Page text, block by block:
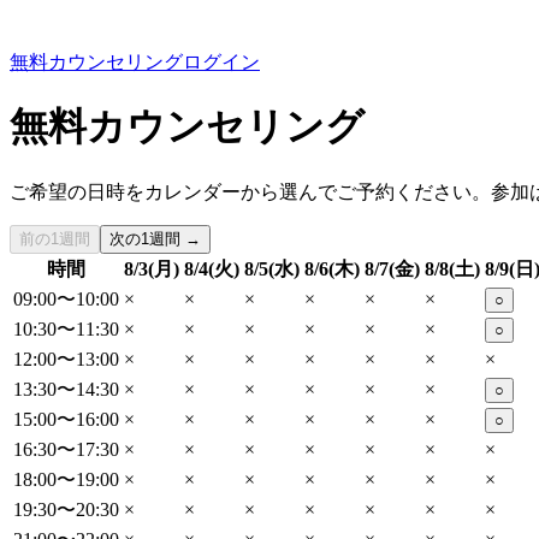
無料カウンセリングログイン
無料カウンセリング
ご希望の日時をカレンダーから選んでご予約ください。参加
前の1週間 次の1週間 →
時間 8/3(月) 8/4(火) 8/5(水) 8/6(木) 8/7(金) 8/8(土) 8/9(日)
09:00〜10:00 × × × × × × ○
10:30〜11:30 × × × × × × ○
12:00〜13:00 × × × × × ×
×
13:30〜14:30 × × × × × × ○
15:00〜16:00 × × × × × × ○
16:30〜17:30 × × × × × ×
×
18:00〜19:00 × × × × × ×
×
19:30〜20:30 × × × × × ×
×